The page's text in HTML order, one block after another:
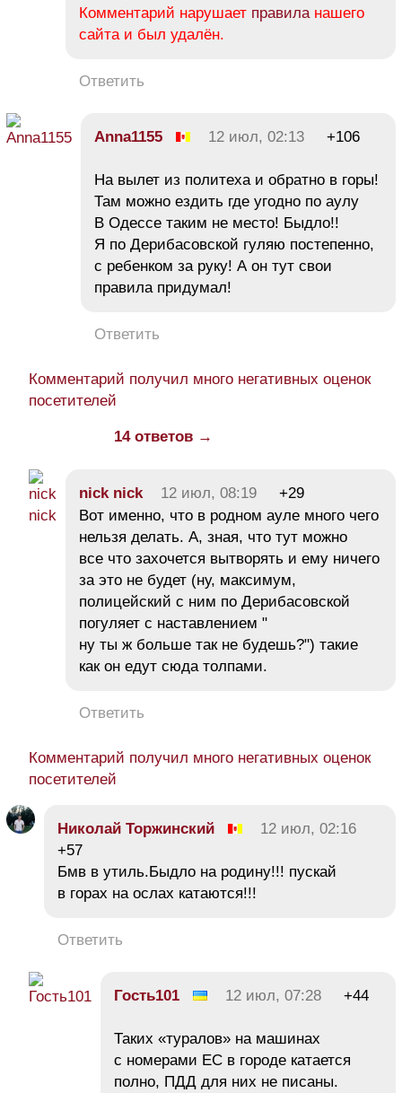
Комментарий нарушает правиланашего
сайта и был удалён.
Ответить
Anna1155 12 июл, 02:13 +106
На вылет из политеха и обратно в горы!
Там можно ездить где угодно по аулу
В Одессе таким не место! Быдло!!
Я по Дерибасовской гуляю постепенно,
с ребенком за руку! А он тут свои
правила придумал!
Ответить
Комментарий получил много негативных оценок
посетителей
14 ответов →
nick nick 12 июл, 08:19
+29
Вот именно, что в родном ауле много чего
нельзя делать. А, зная, что тут можно
все что захочется вытворять и ему ничего
за это не будет (ну, максимум,
полицейский с ним по Дерибасовской
погуляет с наставлением "
ну ты ж больше так не будешь?") такие
как он едут сюда толпами.
Ответить
Комментарий получил много негативных оценок
посетителей
Николай Торжинский
12 июл, 02:16
+57
Бмв в утиль.Быдло на родину!!! пускай
в горах на ослах катаются!!!
Ответить
Гость101 12 июл, 07:28 +44
Таких «туралов» на машинах
с номерами ЕС в городе катается
полно, ПДД для них не писаны.